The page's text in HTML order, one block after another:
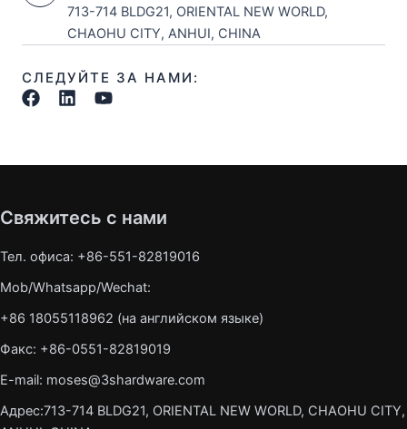
713-714 BLDG21, ORIENTAL NEW WORLD,
CHAOHU CITY, ANHUI, CHINA
СЛЕДУЙТЕ ЗА НАМИ:
Свяжитесь с нами
Тел. офиса: +86-551-82819016
Mob/Whatsapp/Wechat:
+86 18055118962 (на английском языке)
Факс: +86-0551-82819019
E-mail: moses@3shardware.com
Адрес:713-714 BLDG21, ORIENTAL NEW WORLD, CHAOHU CITY,